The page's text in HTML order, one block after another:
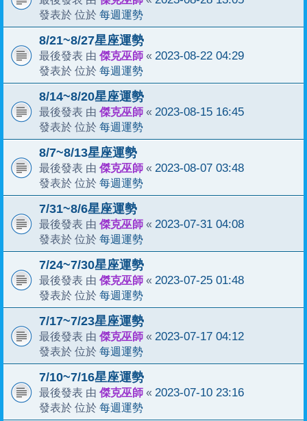
發表於 位於 每週運勢
8/21~8/27星座運勢
最後發表 由 傑克巫師 « 2023-08-22 04:29
發表於 位於 每週運勢
8/14~8/20星座運勢
最後發表 由 傑克巫師 « 2023-08-15 16:45
發表於 位於 每週運勢
8/7~8/13星座運勢
最後發表 由 傑克巫師 « 2023-08-07 03:48
發表於 位於 每週運勢
7/31~8/6星座運勢
最後發表 由 傑克巫師 « 2023-07-31 04:08
發表於 位於 每週運勢
7/24~7/30星座運勢
最後發表 由 傑克巫師 « 2023-07-25 01:48
發表於 位於 每週運勢
7/17~7/23星座運勢
最後發表 由 傑克巫師 « 2023-07-17 04:12
發表於 位於 每週運勢
7/10~7/16星座運勢
最後發表 由 傑克巫師 « 2023-07-10 23:16
發表於 位於 每週運勢